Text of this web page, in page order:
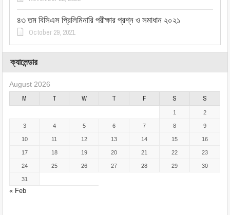
৪৩ তম বিসিএস প্রিলিমিনারি পরীক্ষার প্রশ্ন ও সমাধান ২০২১
October 29, 2021
ক্যালেন্ডার
August 2026
M T W T F S S
« Feb
1 2
3 4 5 6 7 8 9
10 11 12 13 14 15 16
17 18 19 20 21 22 23
24 25 26 27 28 29 30
31